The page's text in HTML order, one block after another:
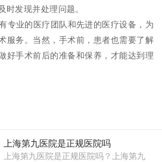
时发现并处理问题。
专业的医疗团队和先进的医疗设备，为
服务。当然，手术前，患者也需要了解
好手术前后的准备和保养，才能达到理
上海第九医院是正规医院吗
上海第九医院是正规医院吗？上海第九